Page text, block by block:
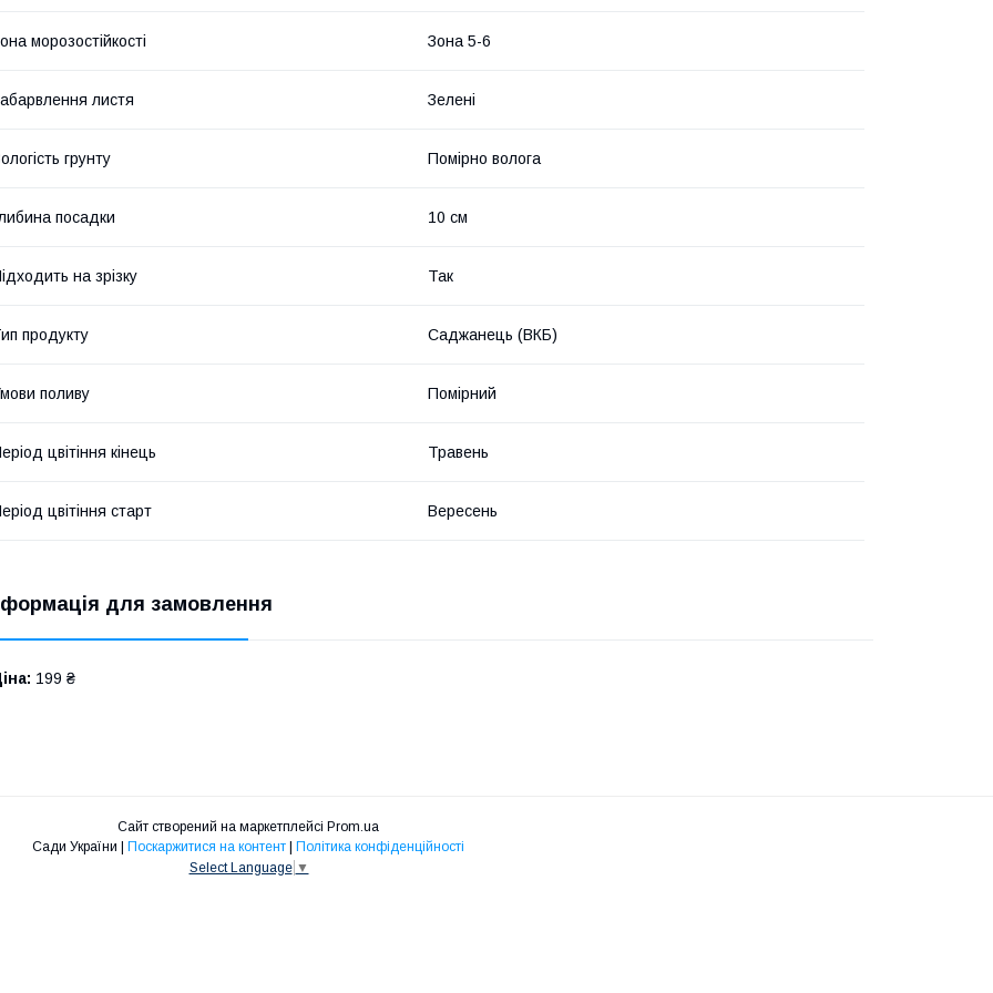
морозостійкості Зона 5-6
листя Зелені
грунту Помірно волога
посадки 10 см
на зрізку Так
продукту Саджанець (ВКБ)
поливу Помірний
цвітіння кінець Травень
цвітіння старт Вересень
для замовлення
199 ₴
Сайт створений на маркетплейсі Prom.ua
Поскаржитися на контент
Політика конфіденційності
Select Language ▼